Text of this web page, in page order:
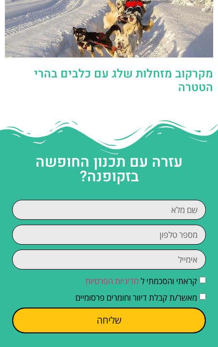
מקרקוב מזחלות שלג עם כלבים בהרי
הטטרה
עזרה עם תכנון החופשה
בזקופנה?
קראתי והסכמתי ל מדיניות הפרטיות
מאשר/ת קבלת דיוור וחומרים פרסומיים
שליחה